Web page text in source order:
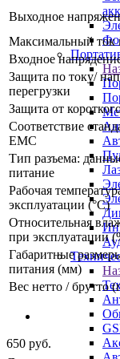
Выходное
Максимальный ток
Входное
Защита по току/
перегрузки
Защита от
Соответствие
EMC
Тип разъема:
питание
Рабочая
эксплуатации (°С)
Относительная
при эксплуатации
Габаритные
питания (мм)
Вес нетто / брутто
650 руб.